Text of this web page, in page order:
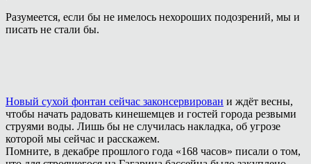
Разумеется, если бы не имелось нехороших подозрений, мы и
писать не стали бы.
Новый сухой фонтан сейчас законсервирован и ждёт весны,
чтобы начать радовать кинешемцев и гостей города резвыми
струями воды. Лишь бы не случилась накладка, об угрозе
которой мы сейчас и расскажем.
Помните, в декабре прошлого года «168 часов» писали о том,